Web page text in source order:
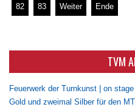
82
83 Weiter Ende
TVM
Feuerwerk der Turnkunst | on
Gold und zweimal Silber für den